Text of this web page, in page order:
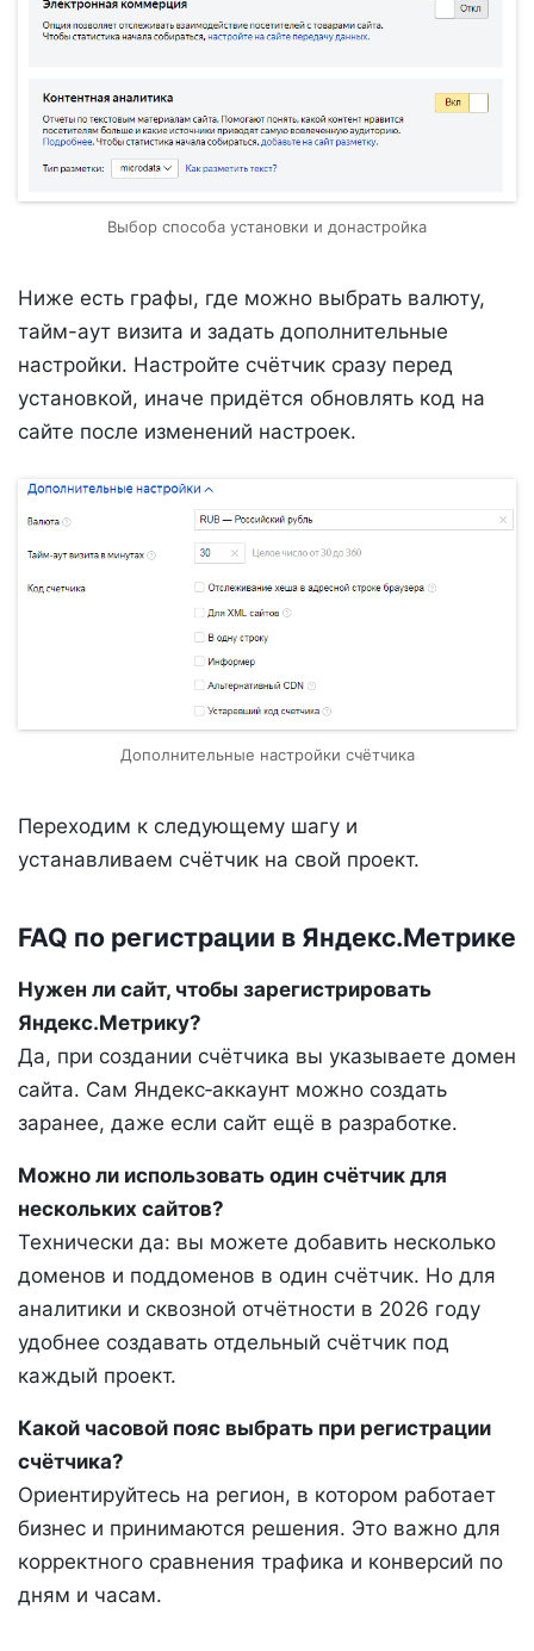
Выбор способа установки и донастройка
Ниже есть графы, где можно выбрать валюту,
тайм-аут визита и задать дополнительные
настройки. Настройте счётчик сразу перед
установкой, иначе придётся обновлять код на
сайте после изменений настроек.
Дополнительные настройки счётчика
Переходим к следующему шагу и
устанавливаем счётчик на свой проект.
FAQ по регистрации в Яндекс.Метрике
Нужен ли сайт, чтобы зарегистрировать
Яндекс.Метрику?
Да, при создании счётчика вы указываете домен
сайта. Сам Яндекс‑аккаунт можно создать
заранее, даже если сайт ещё в разработке.
Можно ли использовать один счётчик для
нескольких сайтов?
Технически да: вы можете добавить несколько
доменов и поддоменов в один счётчик. Но для
аналитики и сквозной отчётности в 2026 году
удобнее создавать отдельный счётчик под
каждый проект.
Какой часовой пояс выбрать при регистрации
счётчика?
Ориентируйтесь на регион, в котором работает
бизнес и принимаются решения. Это важно для
корректного сравнения трафика и конверсий по
дням и часам.